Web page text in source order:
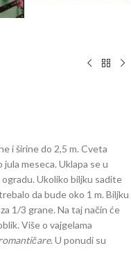
i širine do 2,5 m. Cveta
meseca. Uklapa se u
Ukoliko biljku sadite
da bude oko 1 m. Biljku
1/3 grane. Na taj način će
Više o vajgelama
. U ponudi su